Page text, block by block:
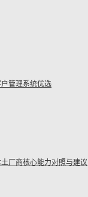
管理系统优选
厂商核心能力对照与建议